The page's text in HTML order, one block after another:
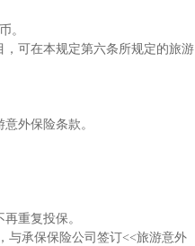
。
可在本规定第六条所规定的旅游
外保险条款。
重复投保。
承保保险公司签订<<旅游意外